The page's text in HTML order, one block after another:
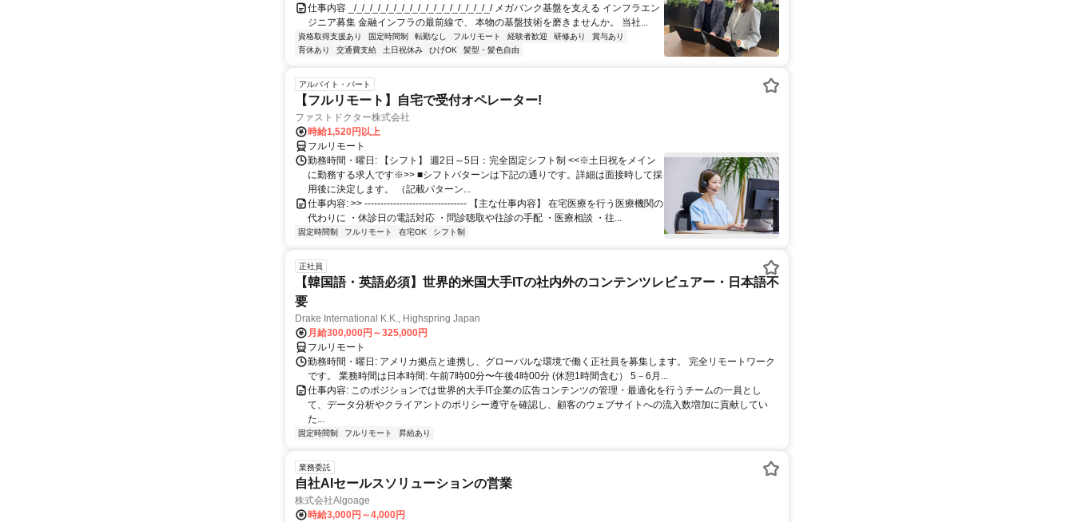
仕事内容 _/_/_/_/_/_/_/_/_/_/_/_/_/_/_/_/_/_/ メガバンク基盤を支える インフラエン
ジニア募集 金融インフラの最前線で、 本物の基盤技術を磨きませんか。 当社...
資格取得支援あり 固定時間制 転勤なし フルリモート 経験者歓迎 研修あり
賞与あり
育休あり
交通費支給 土日祝休み ひげOK 髪型・髪色自由
アルバイト・パート
【フルリモート】自宅で受付オペレーター!
ファストドクター株式会社
時給1,520円以上
フルリモート
勤務時間・曜日: 【シフト】 週2日～5日：完全固定シフト制 <<※土日祝をメイン
に勤務する求人です※>> ■シフトパターンは下記の通りです。詳細は面接時して採
用後に決定します。 （記載パターン...
仕事内容: >> -------------------------------- 【主な仕事内容】 在宅医療を行う医療機関の
代わりに ・休診日の電話対応 ・問診聴取や往診の手配 ・医療相談 ・往...
固定時間制 フルリモート 在宅OK シフト制
正社員
【韓国語・英語必須】世界的米国大手ITの社内外のコンテンツレビュアー・日本語不
要
Drake International K.K., Highspring Japan
月給300,000円～325,000円
フルリモート
勤務時間・曜日: アメリカ拠点と連携し、グローバルな環境で働く正社員を募集します。 完全リモートワーク
です。 業務時間は日本時間: 午前7時00分〜午後4時00分 (休憩1時間含む） 5－6月...
仕事内容: このポジションでは世界的大手IT企業の広告コンテンツの管理・最適化を行うチームの一員とし
て、データ分析やクライアントのポリシー遵守を確認し、顧客のウェブサイトへの流入数増加に貢献してい
た...
固定時間制 フルリモート 昇給あり
業務委託
自社AIセールスソリューションの営業
株式会社Algoage
時給3,000円～4,000円